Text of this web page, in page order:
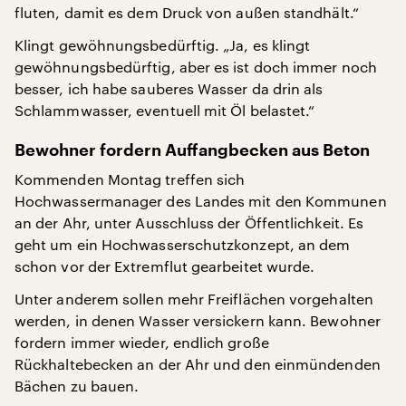
fluten, damit es dem Druck von außen standhält.“
Klingt gewöhnungsbedürftig. „Ja, es klingt
gewöhnungsbedürftig, aber es ist doch immer noch
besser, ich habe sauberes Wasser da drin als
Schlammwasser, eventuell mit Öl belastet.“
Bewohner fordern Auffangbecken aus Beton
Kommenden Montag treffen sich
Hochwassermanager des Landes mit den Kommunen
an der Ahr, unter Ausschluss der Öffentlichkeit. Es
geht um ein Hochwasserschutzkonzept, an dem
schon vor der Extremflut gearbeitet wurde.
Unter anderem sollen mehr Freiflächen vorgehalten
werden, in denen Wasser versickern kann. Bewohner
fordern immer wieder, endlich große
Rückhaltebecken an der Ahr und den einmündenden
Bächen zu bauen.